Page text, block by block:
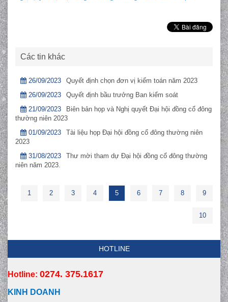
Các tin khác
26/09/2023
Quyết định chọn đơn vị kiểm toán năm 2023
26/09/2023
Quyết định bầu trưởng Ban kiểm soát
21/09/2023
Biên bản họp và Nghị quyết Đại hội đồng cổ đông
thường niên 2023
01/09/2023
Tài liệu họp Đại hội đồng cổ đông thường niên
2023
31/08/2023
Thư mời tham dự Đại hội đồng cổ đông thường
niên năm 2023.
1 2 3 4 5 6 7 8 9
10
HOTLINE
Hotline: 0274. 375.1617
KINH DOANH